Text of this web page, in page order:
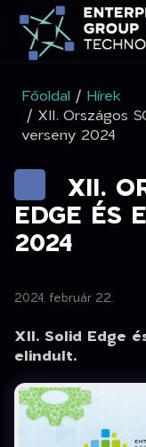
Főoldal / Hírek
/ XII. Országos
verseny 2024
XII.
EDGE ÉS
2024
2024. február 22.
XII. Solid Edge
elindult.